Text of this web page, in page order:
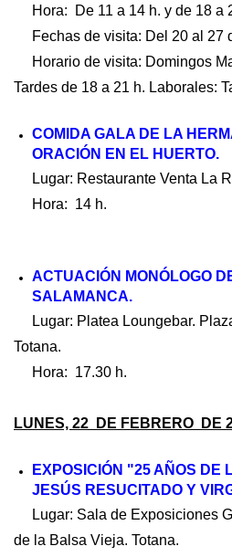
Hora: De 11 a 14 h. y de 18 a
Fechas de visita: Del 20 al 27
Horario de visita: Domingos
Tardes de 18 a 21 h. Laborales:
COMIDA GALA DE LA
ORACIÓN EN EL HUERTO.
Lugar: Restaurante Venta La
Hora: 14 h.
ACTUACIÓN MONÓLOGO
SALAMANCA.
Lugar: Platea Loungebar.
Totana.
Hora: 17.30 h.
LUNES, 22 DE FEBRERO DE
EXPOSICIÓN "25 AÑOS DE
JESÚS RESUCITADO Y
Lugar: Sala de Exposiciones
de la Balsa Vieja. Totana.